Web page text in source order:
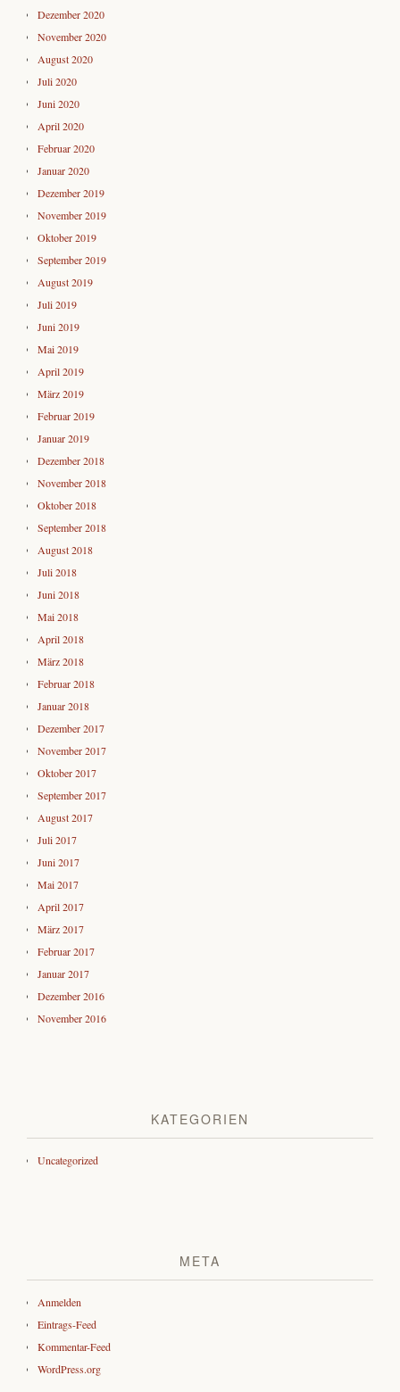
Dezember 2020
November 2020
August 2020
Juli 2020
Juni 2020
April 2020
Februar 2020
Januar 2020
Dezember 2019
November 2019
Oktober 2019
September 2019
August 2019
Juli 2019
Juni 2019
Mai 2019
April 2019
März 2019
Februar 2019
Januar 2019
Dezember 2018
November 2018
Oktober 2018
September 2018
August 2018
Juli 2018
Juni 2018
Mai 2018
April 2018
März 2018
Februar 2018
Januar 2018
Dezember 2017
November 2017
Oktober 2017
September 2017
August 2017
Juli 2017
Juni 2017
Mai 2017
April 2017
März 2017
Februar 2017
Januar 2017
Dezember 2016
November 2016
KATEGORIEN
Uncategorized
META
Anmelden
Eintrags-Feed
Kommentar-Feed
WordPress.org